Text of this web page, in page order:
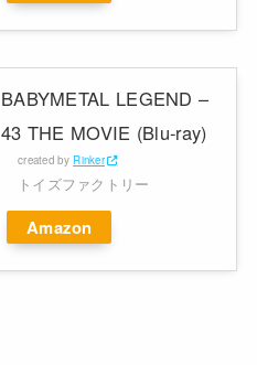
BABYMETAL LEGEND –
43 THE MOVIE (Blu-ray)
created by Rinker
トイズファクトリー
Amazon